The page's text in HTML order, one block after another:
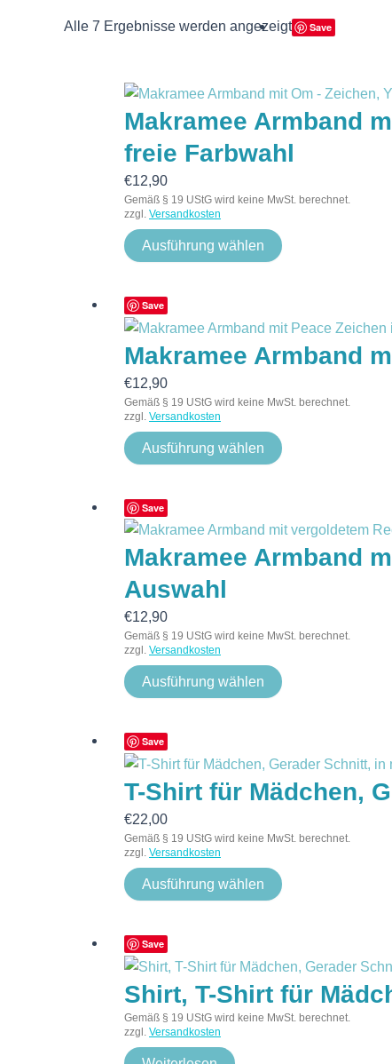
Alle 7 Ergebnisse werden angezeigt Save
Makramee Armband
freie Farbwahl
€12,90
Gemäß § 19 UStG wird keine MwSt. berechnet.
zzgl. Versandkosten
Ausführung wählen
Save
Makramee Armband
€12,90
Gemäß § 19 UStG wird keine MwSt. berechnet.
zzgl. Versandkosten
Ausführung wählen
Save
Makramee Armband
Auswahl
€12,90
Gemäß § 19 UStG wird keine MwSt. berechnet.
zzgl. Versandkosten
Ausführung wählen
Save
T-Shirt für Mädchen,
€22,00
Gemäß § 19 UStG wird keine MwSt. berechnet.
zzgl. Versandkosten
Ausführung wählen
Save
Shirt, T-Shirt für
Gemäß § 19 UStG wird keine MwSt. berechnet.
zzgl. Versandkosten